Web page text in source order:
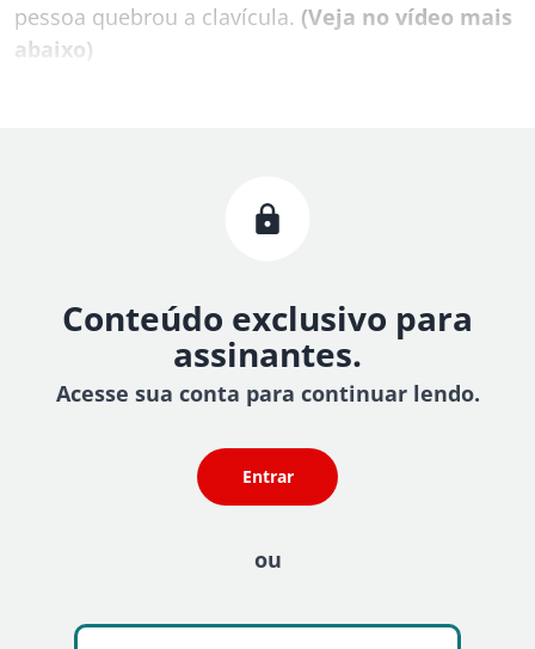
pessoa quebrou a clavícula. (Veja no vídeo mais
abaixo)
Conteúdo exclusivo para
assinantes.
Acesse sua conta para continuar lendo.
Entrar
ou